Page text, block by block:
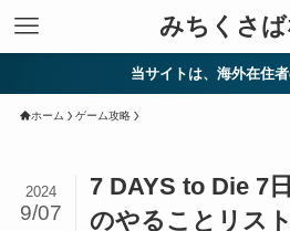
みちくさ
当サイトは、海外在住者の方に向
ホーム ゲーム攻略
7 DAYS to Die 7
のやることリスト
2024
9/07